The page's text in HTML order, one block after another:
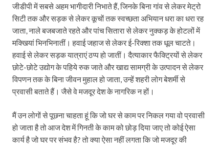
जीडीपी में सबसे अहम भागीदारी निभाते हैं, जिनके बिना गांव से लेकर मेट्रो
सिटी तक और सड़क से लेकर कूचों तक स्वच्छता अभियान धरा का धरा रह
जाता, नाले बजबजाते रहते और पांच सितारा से लेकर नुक्कड़ के होटलों में
मक्खियां भिनभिनातीं। हवाई जहाज से लेकर ई-रिक्शा तक धूल चाटते।
हवाई से लेकर सड़क यात्राएं ठप्प हो जातीं। दैत्याकार फैक्ट्रियों से लेकर
छोटे-छोटे उद्योग के पहिये रुक जाते और खाद्य सामग्री के उत्पादन से लेकर
विपणन तक के बिना जीवन मुहाल हो जाता, उन्हें शहरी लोग बेशर्मी से
प्रवासी बताते हैं। जैसे वे मजदूर देश के नागरिक न हों।
मैं उन लोगों से पूछना चाहता हूं कि जो घर से काम पर निकल गया वो प्रवासी
हो जाता है तो आज देश में गिनती के काम को छोड़ दिया जाए तो कोई ऐसा
कार्य है जो घर पर संभव है? तो क्या ऐसा नहीं लगता कि जो मजदूर की